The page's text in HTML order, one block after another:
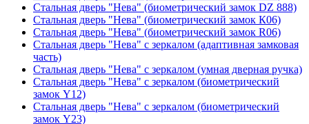
Стальная дверь "Нева" (биометрический замок DZ 888)
Стальная дверь "Нева" (биометрический замок К06)
Стальная дверь "Нева" (биометрический замок R06)
Стальная дверь "Нева" с зеркалом (адаптивная замковая
часть)
Стальная дверь "Нева" с зеркалом (умная дверная ручка)
Стальная дверь "Нева" с зеркалом (биометрический
замок Y12)
Стальная дверь "Нева" с зеркалом (биометрический
замок Y23)